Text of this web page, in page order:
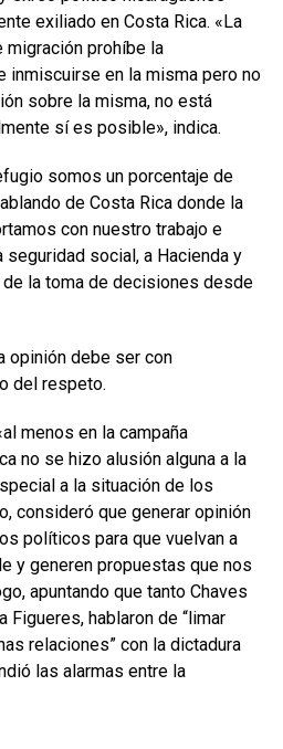
exiliado en Costa Rica. «La
migración prohíbe la
inmiscuirse en la misma pero no
sobre la misma, no está
sí es posible», indica.
somos un porcentaje de
de Costa Rica donde la
con nuestro trabajo e
social, a Hacienda y
la toma de decisiones desde
opinión debe ser con
del respeto.
menos en la campaña
no se hizo alusión alguna a la
a la situación de los
consideró que generar opinión
políticos para que vuelvan a
y generen propuestas que nos
apuntando que tanto Chaves
Figueres, hablaron de “limar
relaciones” con la dictadura
las alarmas entre la